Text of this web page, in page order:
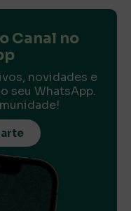
Canal no
novidades e
seu WhatsApp.